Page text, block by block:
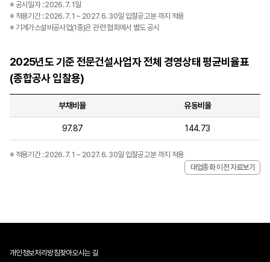
※ 공시일자 : 2026. 7. 1일
※ 적용기간 : 2026. 7. 1 ~ 2027. 6. 30일 입찰공고분 까지 적용
※ 기계가스설비공사업(1종)은 관련 협회에서 별도 공시
2025년도 기준 전문건설사업자 전체 경영상태 평균비율표
(종합공사 입찰용)
부채비율 유동비율
97.87 144.73
※ 적용기간 : 2026. 7. 1 ~ 2027. 6. 30일 입찰공고분 까지 적용
대업종화 이전 자료보기
개인정보처리방침찾아오시는 길